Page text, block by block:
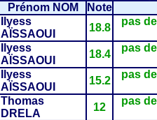
Prénom NOM
Note
Ilyess
AÏSSAOUI
18.8
pas
Ilyess
AÏSSAOUI
18.4
pas
Ilyess
AÏSSAOUI
15.2
pas
Thomas
DRELA
12
pas